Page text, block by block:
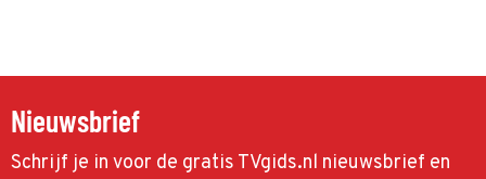
Nieuwsbrief
Schrijf je in voor de gratis TVgids.nl nieuwsbrief en